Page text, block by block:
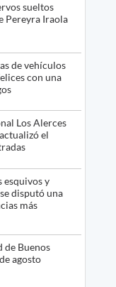
sueltos
Pereyra Iraola
de vehículos
con una
Los Alerces
el
esquivos y
disputó una
más
de Buenos
agosto